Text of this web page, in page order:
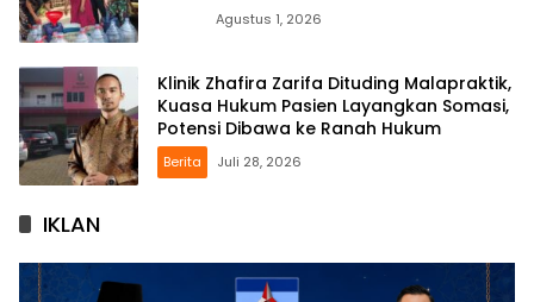
Agustus 1, 2026
Klinik Zhafira Zarifa Dituding Malapraktik,
Kuasa Hukum Pasien Layangkan Somasi,
Potensi Dibawa ke Ranah Hukum
Berita Juli 28, 2026
IKLAN